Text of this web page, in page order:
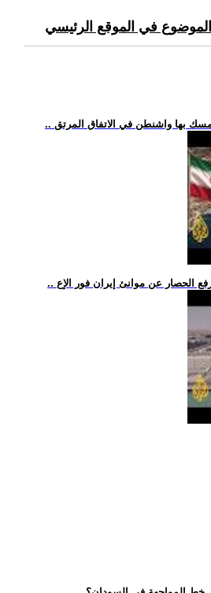
في الموقع الرئيسي
بها واشنطن في الاتفاق المرتق
الحصار عن موانئ إيران فور الإع